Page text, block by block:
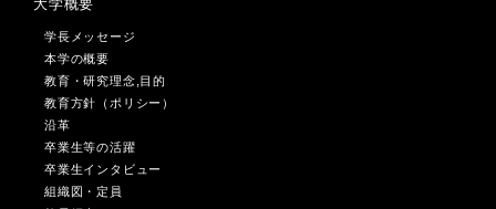
大学概要
学長メッセージ
本学の概要
教育・研究理念,目的
教育方針（ポリシー）
沿革
卒業生等の活躍
卒業生インタビュー
組織図・定員